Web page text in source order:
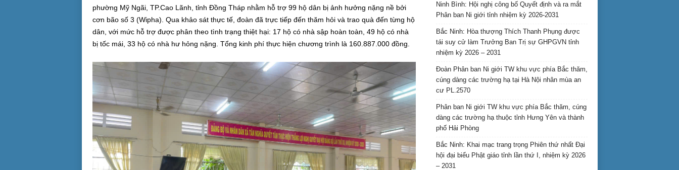
phường Mỹ Ngãi, TP.Cao Lãnh, tỉnh Đồng Tháp nhằm hỗ trợ 99 hộ dân bị ảnh hưởng nặng nề bởi
cơn bão số 3 (Wipha). Qua khảo sát thực tế, đoàn đã trực tiếp đến thăm hỏi và trao quà đến từng hộ
dân, với mức hỗ trợ được phân theo tình trạng thiệt hại: 17 hộ có nhà sập hoàn toàn, 49 hộ có nhà
bị tốc mái, 33 hộ có nhà hư hỏng nặng. Tổng kinh phí thực hiện chương trình là 160.887.000 đồng.
Ninh Bình: Hội nghị công bố Quyết định và ra mắt
Phân ban Ni giới tỉnh nhiệm kỳ 2026-2031
Bắc Ninh: Hòa thượng Thích Thanh Phụng được
tái suy cử làm Trưởng Ban Trị sự GHPGVN tỉnh
nhiệm kỳ 2026 – 2031
Đoàn Phân ban Ni giới TW khu vực phía Bắc thăm,
cúng dàng các trường hạ tại Hà Nội nhân mùa an
cư PL.2570
Phân ban Ni giới TW khu vực phía Bắc thăm, cúng
dàng các trường hạ thuộc tỉnh Hưng Yên và thành
phố Hải Phòng
Bắc Ninh: Khai mạc trang trọng Phiên thứ nhất Đại
hội đại biểu Phật giáo tỉnh lần thứ I, nhiệm kỳ 2026
– 2031